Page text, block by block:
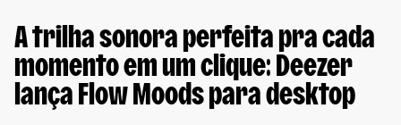
A trilha sonora perfeita pra cada
momento em um clique: Deezer
lança Flow Moods para desktop